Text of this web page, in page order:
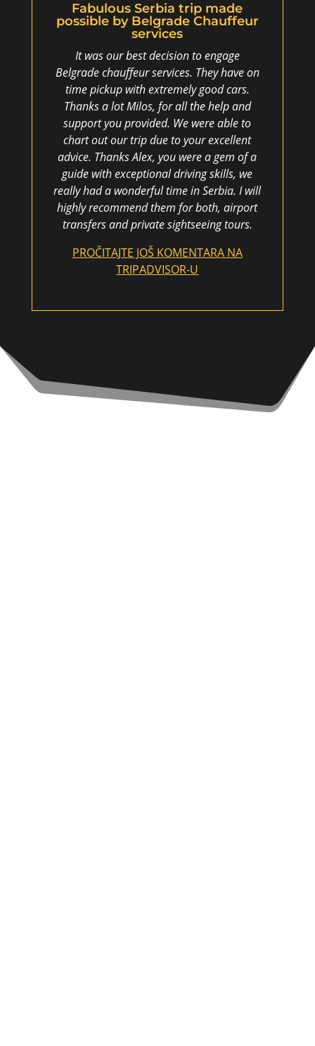
Fabulous Serbia trip made
possible by Belgrade Chauffeur
services
It was our best decision to engage
Belgrade chauffeur services. They have on
time pickup with extremely good cars.
Thanks a lot Milos, for all the help and
support you provided. We were able to
chart out our trip due to your excellent
advice. Thanks Alex, you were a gem of a
guide with exceptional driving skills, we
really had a wonderful time in Serbia. I will
highly recommend them for both, airport
transfers and private sightseeing tours.
PROČITAJTE JOŠ KOMENTARA NA
TRIPADVISOR-U